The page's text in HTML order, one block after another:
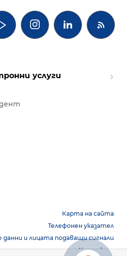
 
услуги
Карта на сайта
Телефонен указател
и лицата подаващи сигнали
Контакти